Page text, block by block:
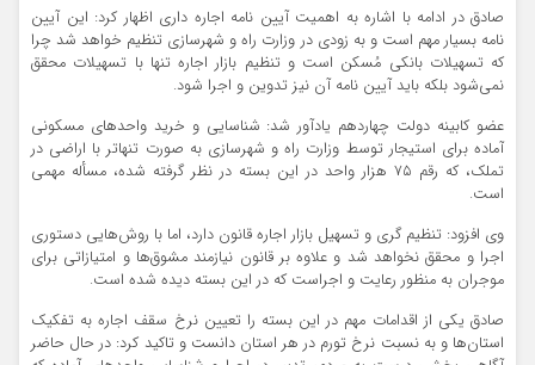
صادق در ادامه با اشاره به اهمیت آیین نامه اجاره داری اظهار کرد: این آیین
نامه بسیار مهم است و به زودی در وزارت راه و شهرسازی تنظیم خواهد شد چرا
که تسهیلات بانکی مُسکن است و تنظیم بازار اجاره تنها با تسهیلات محقق
نمی‌شود بلکه باید آیین نامه آن نیز تدوین و اجرا شود.
عضو کابینه دولت چهاردهم یادآور شد: شناسایی و خرید واحد‌های مسکونی
آماده برای استیجار توسط وزارت راه و شهرسازی به صورت تنهاتر با اراضی در
تملک، که رقم ۷۵ هزار واحد در این بسته در نظر گرفته شده، مسأله مهمی
است.
وی افزود: تنظیم گری و تسهیل بازار اجاره قانون دارد، اما با روش‌هایی دستوری
اجرا و محقق نخواهد شد و علاوه بر قانون نیازمند مشوق‌ها و امتیازاتی برای
موجران به منظور رعایت و اجراست که در این بسته دیده شده است.
صادق یکی از اقدامات مهم در این بسته را تعیین نرخ سقف اجاره به تفکیک
استان‌ها و به نسبت نرخ تورم در هر استان دانست و تاکید کرد: در حال حاضر